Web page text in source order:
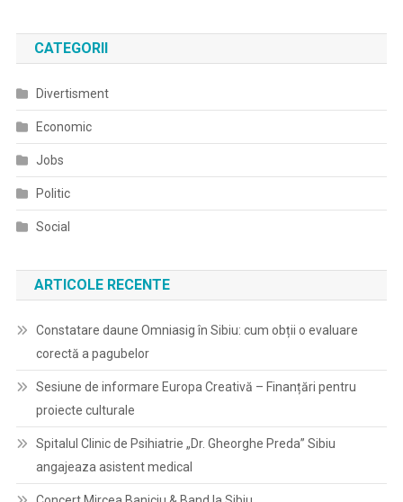
CATEGORII
Divertisment
Economic
Jobs
Politic
Social
ARTICOLE RECENTE
Constatare daune Omniasig în Sibiu: cum obții o evaluare
corectă a pagubelor
Sesiune de informare Europa Creativă – Finanțări pentru
proiecte culturale
Spitalul Clinic de Psihiatrie „Dr. Gheorghe Preda” Sibiu
angajeaza asistent medical